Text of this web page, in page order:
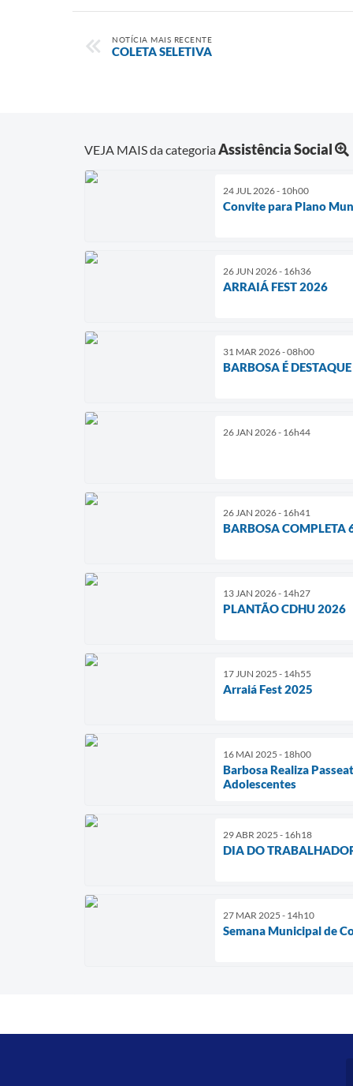
NOTÍCIA MAIS RECENTE
COLETA SELETIVA
VEJA MAIS da categoriaAssistência Social
24 JUL 2026 - 10h00
Convite para Plano
26 JUN 2026 - 16h36
ARRAIÁ FEST 2026
31 MAR 2026 - 08h00
BARBOSA É
26 JAN 2026 - 16h44
26 JAN 2026 - 16h41
BARBOSA COMPLETA
13 JAN 2026 - 14h27
PLANTÃO CDHU 2026
17 JUN 2025 - 14h55
Arraiá Fest 2025
16 MAI 2025 - 18h00
Barbosa Realiza
Adolescentes
29 ABR 2025 - 16h18
DIA DO
27 MAR 2025 - 14h10
Semana Municipal de